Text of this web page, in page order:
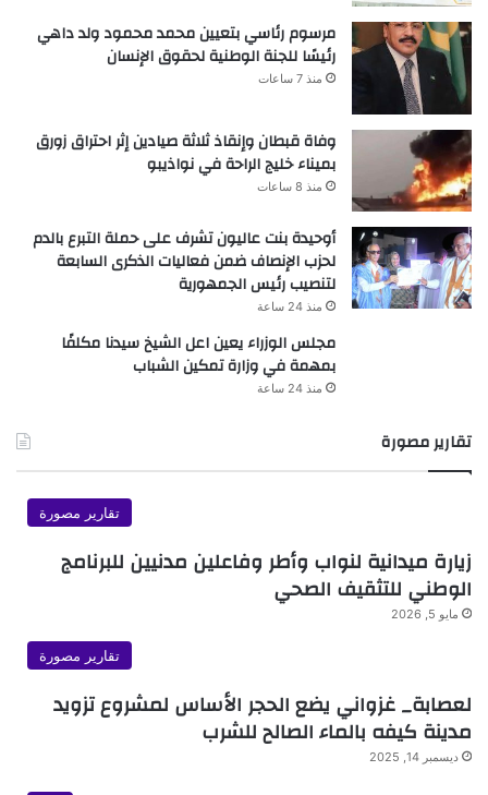
مرسوم رئاسي بتعيين محمد محمود ولد داهي
رئيسًا للجنة الوطنية لحقوق الإنسان
منذ 7 ساعات
وفاة قبطان وإنقاذ ثلاثة صيادين إثر احتراق زورق
بميناء خليج الراحة في نواذيبو
منذ 8 ساعات
أوحيدة بنت عاليون تشرف على حملة التبرع بالدم
لحزب الإنصاف ضمن فعاليات الذكرى السابعة
لتنصيب رئيس الجمهورية
منذ 24 ساعة
مجلس الوزراء يعين اعل الشيخ سيدنا مكلفًا
بمهمة في وزارة تمكين الشباب
منذ 24 ساعة
تقارير مصورة
تقارير مصورة
زيارة ميدانية لنواب وأطر وفاعلين مدنيين للبرنامج
الوطني للتثقيف الصحي
مايو 5, 2026
تقارير مصورة
لعصابة_ غزواني يضع الحجر الأساس لمشروع تزويد
مدينة كيفه بالماء الصالح للشرب
ديسمبر 14, 2025